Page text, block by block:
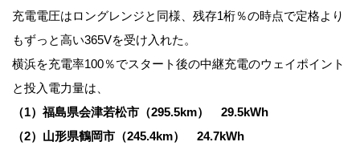
充電電圧はロングレンジと同様、残存1桁％の時点で定格より
もずっと高い365Vを受け入れた。
横浜を充電率100％でスタート後の中継充電のウェイポイント
と投入電力量は、
（1）福島県会津若松市（295.5km） 29.5kWh
（2）山形県鶴岡市（245.4km） 24.7kWh